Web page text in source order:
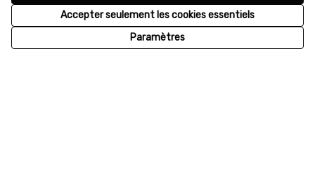
Accepter seulement les cookies essentiels
Paramètres